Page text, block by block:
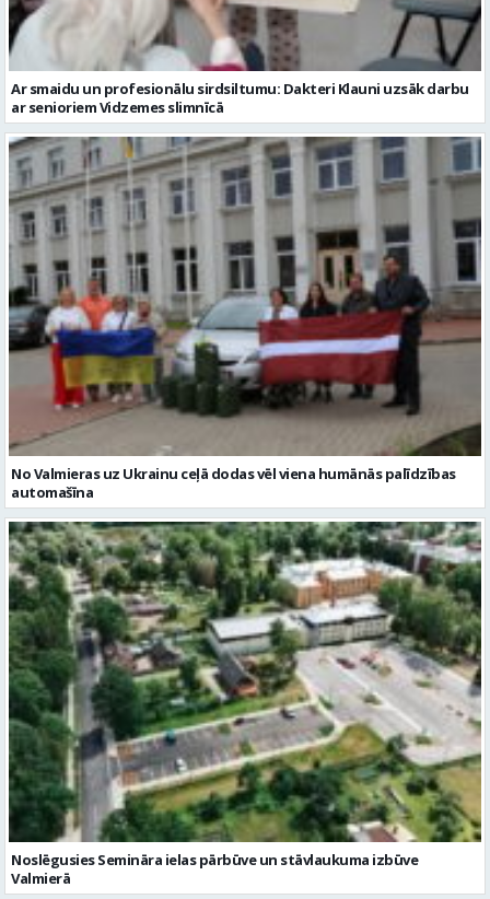
No Valmieras uz Ukrainu ceļā dodas vēl viena humānās palīdzības
automašīna
Noslēgusies Semināra ielas pārbūve un stāvlaukuma izbūve
Valmierā
Reklāmraksti Skatīt visu